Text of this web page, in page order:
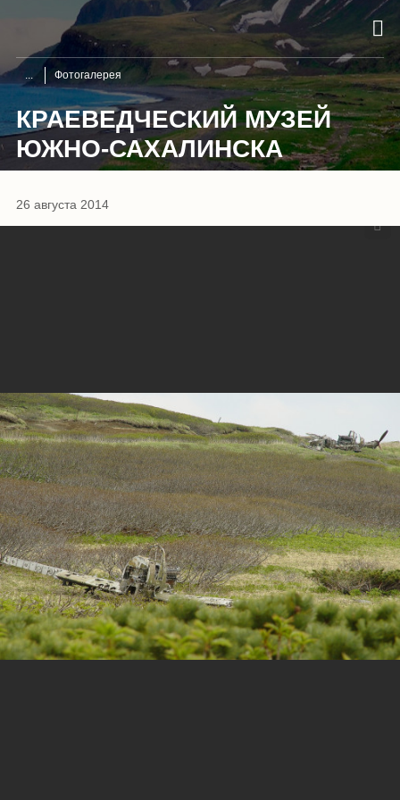
Фотогалерея
КРАЕВЕДЧЕСКИЙ МУЗЕЙ
ЮЖНО-САХАЛИНСКА
26 августа 2014